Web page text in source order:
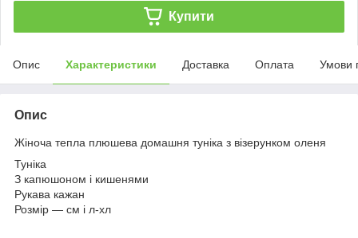
Купити
Опис Характеристики Доставка Оплата Умови
Опис
Жіноча тепла плюшева домашня туніка з візерунком оленя
Туніка
З капюшоном і кишенями
Рукава кажан
Розмір — см і л-хл